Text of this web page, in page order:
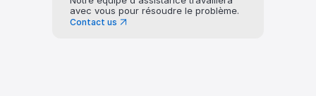
avec vous pour résoudre le problème.
Contact us